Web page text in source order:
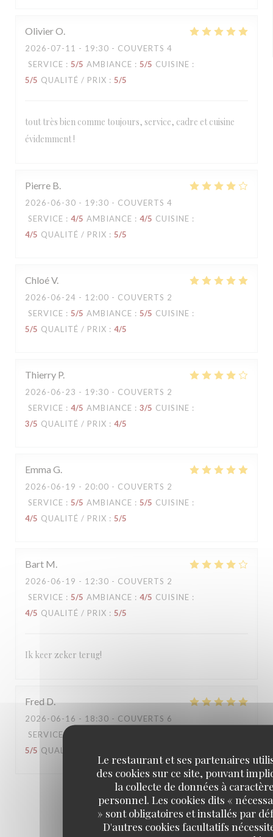
Le restaurant et ses partenaires
des cookies sur ce site, pouvant
la collecte de données à
personnel. Les cookies dits «
» sont obligatoires et installés par
D'autres cookies facultatifs
OlivierO
2026-07-11 - 19:30 - COUVERTS 4
SERVICE : 5/5 AMBIANCE : 5/5 CUISINE :
5/5 QUALITÉ / PRIX : 5/5
tout très bien comme toujours, service, cadre et cuisine
évidemment !
Pierre B
2026-06-30 - 19:30 - COUVERTS 4
SERVICE : 4/5 AMBIANCE : 4/5 CUISINE :
4/5 QUALITÉ / PRIX : 5/5
ChloéV
2026-06-24 - 12:00 - COUVERTS 2
SERVICE : 5/5 AMBIANCE : 5/5 CUISINE :
5/5 QUALITÉ / PRIX : 4/5
Thierry P
2026-06-23 - 19:30 - COUVERTS 2
SERVICE : 4/5 AMBIANCE : 3/5 CUISINE :
3/5 QUALITÉ / PRIX : 4/5
Emma G
2026-06-19 - 20:00 - COUVERTS 2
SERVICE : 5/5 AMBIANCE : 5/5 CUISINE :
4/5 QUALITÉ / PRIX : 5/5
Bart M
2026-06-19 - 12:30 - COUVERTS 2
SERVICE : 5/5 AMBIANCE : 4/5 CUISINE :
4/5 QUALITÉ / PRIX : 5/5
Ik keer zeker terug!
Fred D
2026-06-16 - 18:30 - COUVERTS 6
SERVICE:
5/5 QUALITÉ / PRIX